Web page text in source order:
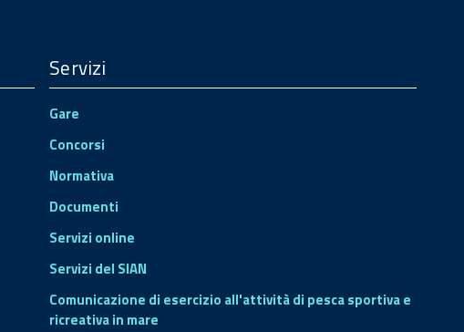
Servizi
Gare
Concorsi
Normativa
Documenti
Servizi online
Servizi del SIAN
Comunicazione di esercizio all'attività di pesca sportiva e
ricreativa in mare